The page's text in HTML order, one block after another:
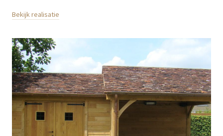
Bekijk realisatie